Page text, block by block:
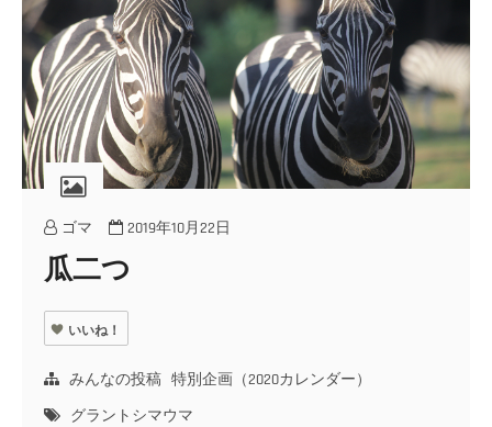
ゴマ 2019年10月22日
瓜二つ
いいね！
みんなの投稿 特別企画（2020カレンダー）
グラントシマウマ